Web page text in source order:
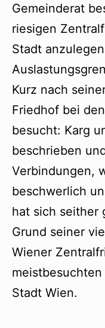
Gemeinderat
riesigen
Stadt
Kurz nach
Friedhof bei
besucht: Karg
beschrieben
Verbindungen,
beschwerlich
hat sich seither
Grund seiner
Wiener
Stadt Wien.